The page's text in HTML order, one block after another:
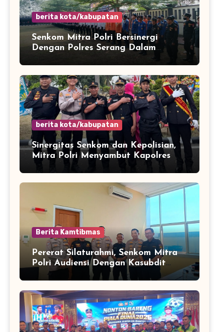
berita kota/kabupatan
Senkom Mitra Polri Bersinergi
Dengan Polres Serang Dalam
Rangka Apel Kesiapsiagaan Potensi
berita kota/kabupatan
Sinergitas Senkom dan Kepolisian,
Mitra Polri Menyambut Kapolres
Kota Cilegon Yang Baru
Berita Kamtibmas
Pererat Silaturahmi, Senkom Mitra
Polri Audiensi Dengan Kasubdit
Bhabinkamtibmas Polda Banten